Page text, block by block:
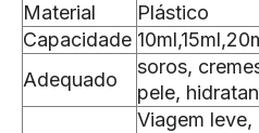
Material
Plástico
Capacidade
Adequado
soros,
pele,
Viagem